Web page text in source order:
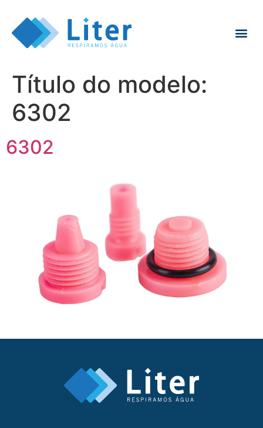
Título do modelo:
6302
6302